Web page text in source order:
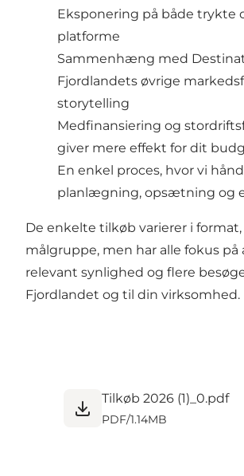
Eksponering på både trykte
platforme
Sammenhæng med
Fjordlandets øvrige
storytelling
Medfinansiering og
giver mere effekt for dit
En enkel proces, hvor vi
planlægning, opsætning og
De enkelte tilkøb varierer i
målgruppe, men har alle fokus på
relevant synlighed og flere
Fjordlandet og til din virksomhed.
Tilkøb 2026 (1)_0.pdf
PDF/1.14MB